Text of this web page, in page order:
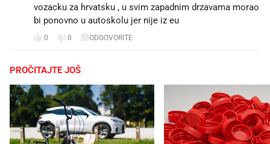
vozacku za hrvatsku , u svim zapadnim drzavama morao
bi ponovno u autoskolu jer nije iz eu
0 0 ODGOVORITE
PROČITAJTE JOŠ